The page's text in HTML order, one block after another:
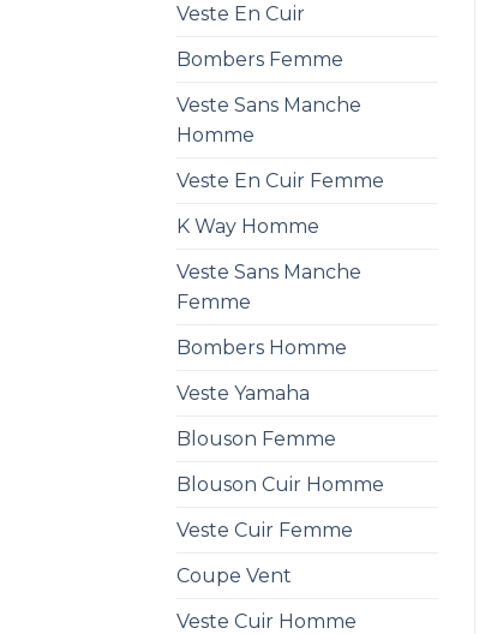
Veste En Cuir
Bombers Femme
Veste Sans Manche
Homme
Veste En Cuir Femme
K Way Homme
Veste Sans Manche
Femme
Bombers Homme
Veste Yamaha
Blouson Femme
Blouson Cuir Homme
Veste Cuir Femme
Coupe Vent
Veste Cuir Homme